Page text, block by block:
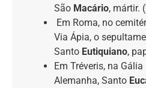
São Macário, mártir.
Em Roma, no
Via Ápia, o
Santo Eutiquiano,
Em Tréveris, na
Alemanha, Santo